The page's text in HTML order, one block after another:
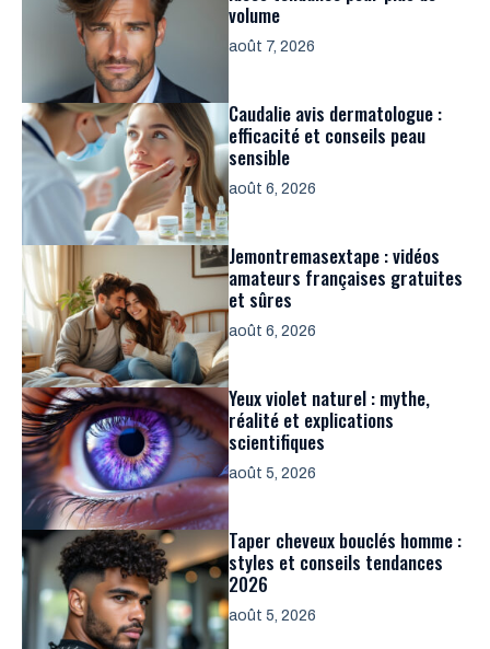
volume
août 7, 2026
Caudalie avis dermatologue :
efficacité et conseils peau
sensible
août 6, 2026
Jemontremasextape : vidéos
amateurs françaises gratuites
et sûres
août 6, 2026
Yeux violet naturel : mythe,
réalité et explications
scientifiques
août 5, 2026
Taper cheveux bouclés homme :
styles et conseils tendances
2026
août 5, 2026